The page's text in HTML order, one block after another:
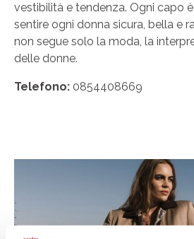
vestibilità e tendenza. Ogni capo
sentire ogni donna sicura, bella e
non segue solo la moda, la
delle donne.
Telefono: 0854408669